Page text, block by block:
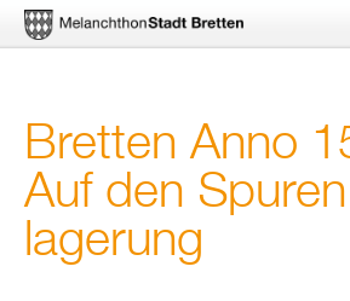
rekt
zum
In­
halt
Brett­en Anno
Auf den
la­ge­rung